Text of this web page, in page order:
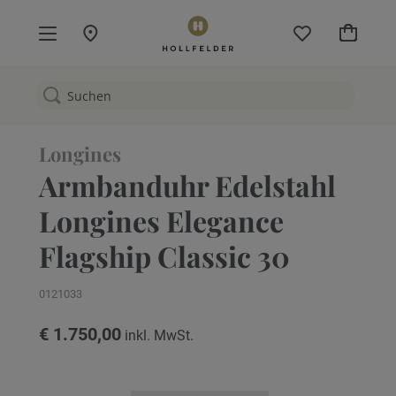
Mein
Longines
Armbanduhr Edelstahl
Longines Elegance
Flagship Classic 30
0121033
€ 1.750,00